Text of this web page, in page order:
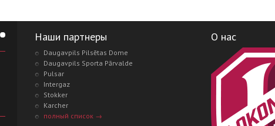
Наши партнеры
Daugavpils Pilsētas Dome
Daugavpils Sporta Pārvalde
Pulsar
Intergaz
Stokker
Karcher
полный список →
О нас